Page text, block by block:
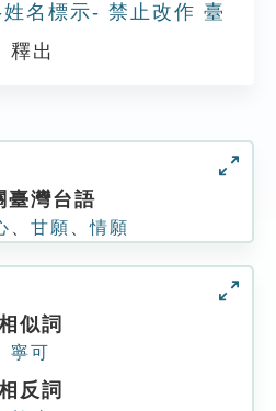
名標示- 禁止改作 臺
釋出
臺灣台語
甘願 、情願
似詞
寧可
反詞